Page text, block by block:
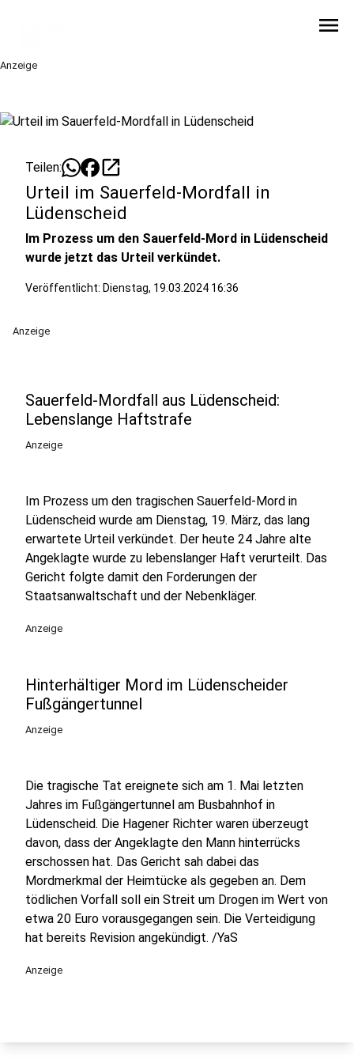
menu
Anzeige
Teilen: open_in_new
Urteil im Sauerfeld-Mordfall in
Lüdenscheid
Im Prozess um den Sauerfeld-Mord in Lüdenscheid
wurde jetzt das Urteil verkündet.
Veröffentlicht: Dienstag, 19.03.2024 16:36
Anzeige
Sauerfeld-Mordfall aus Lüdenscheid:
Lebenslange Haftstrafe
Anzeige
Im Prozess um den tragischen Sauerfeld-Mord in
Lüdenscheid wurde am Dienstag, 19. März, das lang
erwartete Urteil verkündet. Der heute 24 Jahre alte
Angeklagte wurde zu lebenslanger Haft verurteilt. Das
Gericht folgte damit den Forderungen der
Staatsanwaltschaft und der Nebenkläger.
Anzeige
Hinterhältiger Mord im Lüdenscheider
Fußgängertunnel
Anzeige
Die tragische Tat ereignete sich am 1. Mai letzten
Jahres im Fußgängertunnel am Busbahnhof in
Lüdenscheid. Die Hagener Richter waren überzeugt
davon, dass der Angeklagte den Mann hinterrücks
erschossen hat. Das Gericht sah dabei das
Mordmerkmal der Heimtücke als gegeben an. Dem
tödlichen Vorfall soll ein Streit um Drogen im Wert von
etwa 20 Euro vorausgegangen sein. Die Verteidigung
hat bereits Revision angekündigt. /YaS
Anzeige